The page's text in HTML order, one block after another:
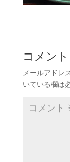
コメン
メールアドレ
いている欄は